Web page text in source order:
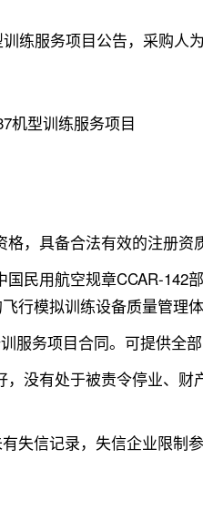
练服务项目公告，采购人
机型训练服务项目
，具备合法有效的注册资
民用航空规章CCAR-
行模拟训练设备质量管理体
服务项目合同。可提供全
没有处于被责令停业、
失信记录，失信企业限